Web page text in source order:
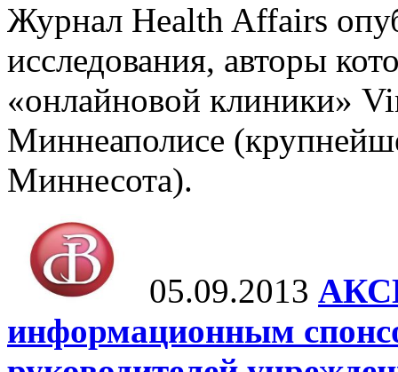
Журнал Health Affairs
исследования, авторы
«онлайновой клиники»
Миннеаполисе
Миннесота).
05.09.2013
информационным